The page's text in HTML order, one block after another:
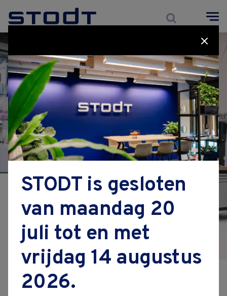
BBL
Maatwerk
Zoeken
over STODT
opleidingsbijdrage
vacatures
contact
Sessie 2:
Tekeningloos
werken met Model
Based Defenition.
STODT is gesloten
van maandag 20
juli tot en met
vrijdag 14 augustus
2026.